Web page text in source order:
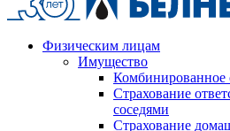
Физическим лицам
Имущество
Комбинированное
Страхование
соседями
Страхование